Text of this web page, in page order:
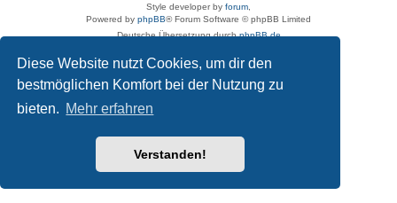
Diese Website nutzt Cookies, um dir den
bestmöglichen Komfort bei der Nutzung zu
bieten. Mehr erfahren
Verstanden!
Style developer by forum
Powered by phpBB® Forum Software © phpBB Limited
Deutsche Übersetzung durchphpBB.de